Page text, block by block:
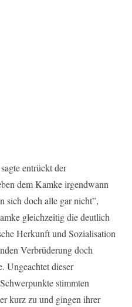
entrückt der
dem Kamke irgendwann
sich doch alle gar nicht”,
gleichzeitig die deutlich
Herkunft und Sozialisation
Verbrüderung doch
Ungeachtet dieser
stimmten
kurz zu und gingen ihrer